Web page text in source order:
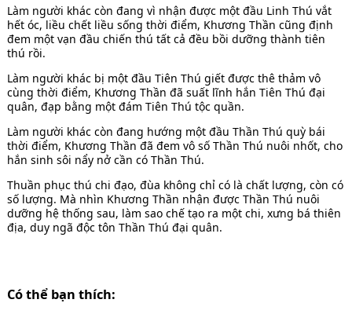
Làm người khác còn đang vì nhận được một đầu Linh Thú vắt
hết óc, liều chết liều sống thời điểm, Khương Thần cũng định
đem một vạn đầu chiến thú tất cả đều bồi dưỡng thành tiên
thú rồi.
Làm người khác bị một đầu Tiên Thú giết được thê thảm vô
cùng thời điểm, Khương Thần đã suất lĩnh hắn Tiên Thú đại
quân, đạp bằng một đám Tiên Thú tộc quần.
Làm người khác còn đang hướng một đầu Thần Thú quỳ bái
thời điểm, Khương Thần đã đem vô số Thần Thú nuôi nhốt, cho
hắn sinh sôi nẩy nở cần có Thần Thú.
Thuần phục thú chi đạo, đùa không chỉ có là chất lượng, còn có
số lượng. Mà nhìn Khương Thần nhận được Thần Thú nuôi
dưỡng hệ thống sau, làm sao chế tạo ra một chi, xưng bá thiên
địa, duy ngã độc tôn Thần Thú đại quân.
Có thể bạn thích: